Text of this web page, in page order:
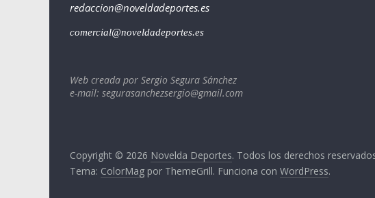
redaccion@noveldadeportes.es
comercial@noveldadeportes.es
Web creada por Sergio Segura Sánchez
e-mail: segurasanchezsergio@gmail.com
Copyright © 2026 Novelda Deportes. Todos los derechos
Tema: ColorMag por ThemeGrill. Funciona con WordPress.